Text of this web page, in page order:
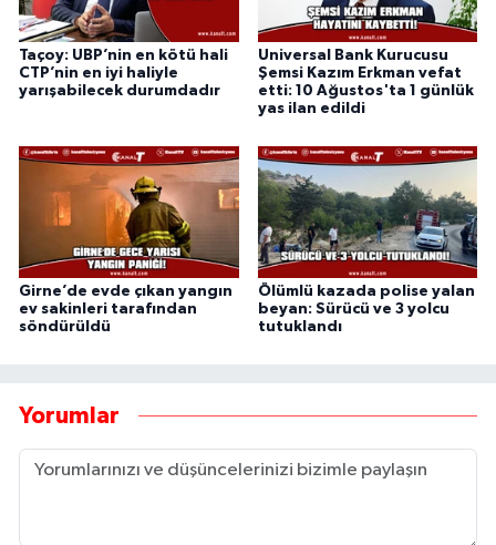
Taçoy: UBP’nin en kötü hali
CTP’nin en iyi haliyle
yarışabilecek durumdadır
Universal Bank Kurucusu
Şemsi Kazım Erkman vefat
etti: 10 Ağustos'ta 1 günlük
yas ilan edildi
Girne’de evde çıkan yangın
ev sakinleri tarafından
söndürüldü
Ölümlü kazada polise yalan
beyan: Sürücü ve 3 yolcu
tutuklandı
Yorumlar